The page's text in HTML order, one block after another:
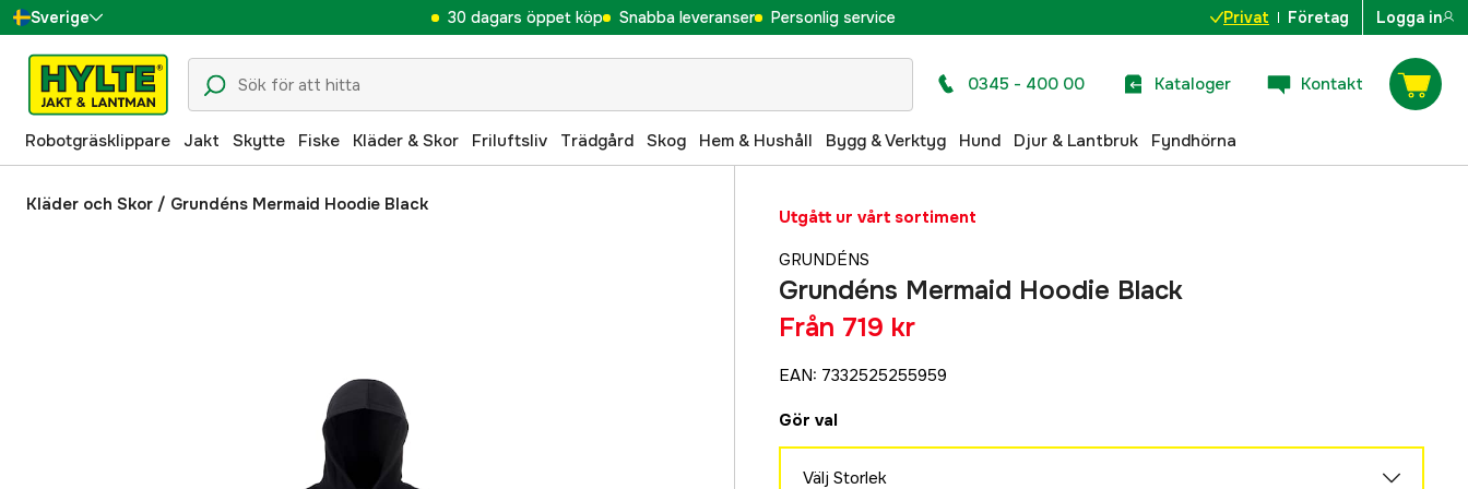
Sverige
Danmark
Suomi
Norge
Deutschland
30 dagars öppet köp Snabba leveranser Personlig service Privat Företag Logga in
0345 - 400 00 Kataloger Kontakt
Robotgräsklippare Jakt Skytte Fiske Kläder & Skor Friluftsliv Trädgård Skog Hem & Hushåll Bygg & Verktyg Hund Djur & Lantbruk Fyndhörna
Kläder och Skor / Grundéns Mermaid Hoodie Black
Utgått ur vårt sortiment
GRUNDÉNS
Grundéns Mermaid Hoodie Black
Från 719 kr
EAN: 7332525255959
Gör val
Välj Storlek